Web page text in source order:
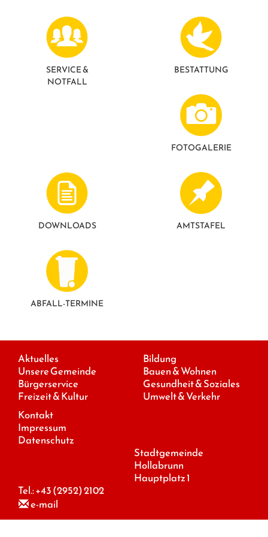
ANSPRECHPARTNER
GESUNDE GEMEINDE
SERVICE &
NOTFALL
BESTATTUNG
FOTO­GALERIE
DOWNLOADS AMTSTAFEL
ABFALL-TERMINE
Aktuelles
Unsere Gemeinde
Bürgerservice
Freizeit & Kultur
Bildung
Bauen & Wohnen
Gesundheit & Soziales
Umwelt & Verkehr
Kontakt
Impressum
Datenschutz
Stadtgemeinde
Hollabrunn
Hauptplatz 1
Tel.:+43 (2952) 2102
e-mail